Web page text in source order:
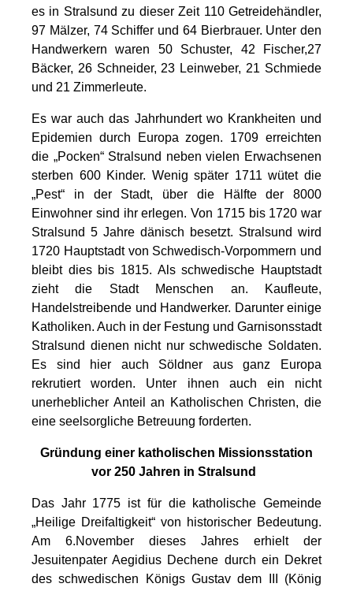
es in Stralsund zu dieser Zeit 110 Getreidehändler,
97 Mälzer, 74 Schiffer und 64 Bierbrauer. Unter den
Handwerkern waren 50 Schuster, 42 Fischer,27
Bäcker, 26 Schneider, 23 Leinweber, 21 Schmiede
und 21 Zimmerleute.
Es war auch das Jahrhundert wo Krankheiten und
Epidemien durch Europa zogen. 1709 erreichten
die „Pocken“ Stralsund neben vielen Erwachsenen
sterben 600 Kinder. Wenig später 1711 wütet die
„Pest“ in der Stadt, über die Hälfte der 8000
Einwohner sind ihr erlegen. Von 1715 bis 1720 war
Stralsund 5 Jahre dänisch besetzt. Stralsund wird
1720 Hauptstadt von Schwedisch-Vorpommern und
bleibt dies bis 1815. Als schwedische Hauptstadt
zieht die Stadt Menschen an. Kaufleute,
Handelstreibende und Handwerker. Darunter einige
Katholiken. Auch in der Festung und Garnisonsstadt
Stralsund dienen nicht nur schwedische Soldaten.
Es sind hier auch Söldner aus ganz Europa
rekrutiert worden. Unter ihnen auch ein nicht
unerheblicher Anteil an Katholischen Christen, die
eine seelsorgliche Betreuung forderten.
Gründung einer katholischen Missionsstation
vor 250 Jahren in Stralsund
Das Jahr 1775 ist für die katholische Gemeinde
„Heilige Dreifaltigkeit“ von historischer Bedeutung.
Am 6.November dieses Jahres erhielt der
Jesuitenpater Aegidius Dechene durch ein Dekret
des schwedischen Königs Gustav dem III (König